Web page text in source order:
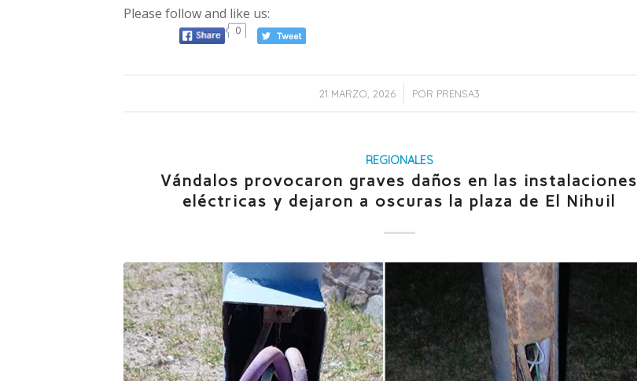
Please follow and like us:
0
21 MARZO, 2026
/ POR PRENSA3
REGIONALES
Vándalos provocaron graves daños en las instalaciones
eléctricas y dejaron a oscuras la plaza de El Nihuil